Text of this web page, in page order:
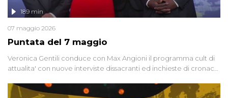
Puntata del 7 maggio
189 min
07 maggio 2026
Veronica Gentili conduce con Max Angioni il programma cult di
attualita' con nuove interviste dissacranti ed inchieste di cronaca